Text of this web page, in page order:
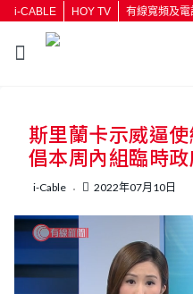
i-CABLE HOY TV 有線寬頻及電
按輸
斯里蘭卡示威逼
倡本周內組臨時
i-Cable 2022年07月10日